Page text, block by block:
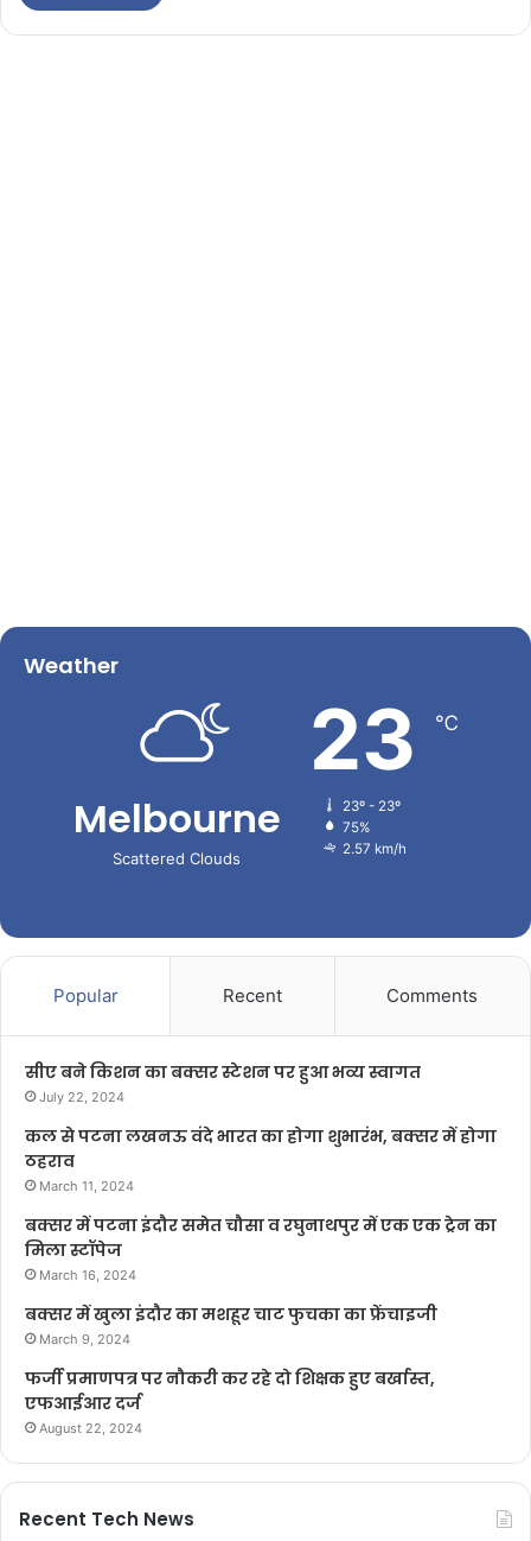
Weather
Melbourne
Scattered Clouds
23 ℃
23º - 23º
75%
2.57 km/h
Popular Recent Comments
सीए बने किशन का बक्सर स्टेशन पर हुआ भव्य स्वागत
July 22, 2024
कल से पटना लखनऊ वंदे भारत का होगा शुभारंभ, बक्सर में होगा
ठहराव
March 11, 2024
बक्सर में पटना इंदौर समेत चौसा व रघुनाथपुर में एक एक ट्रेन का
मिला स्टॉपेज
March 16, 2024
बक्सर में खुला इंदौर का मशहूर चाट फुचका का फ्रेंचाइजी
March 9, 2024
फर्जी प्रमाणपत्र पर नौकरी कर रहे दो शिक्षक हुए बर्खास्त,
एफआईआर दर्ज
August 22, 2024
Recent Tech News